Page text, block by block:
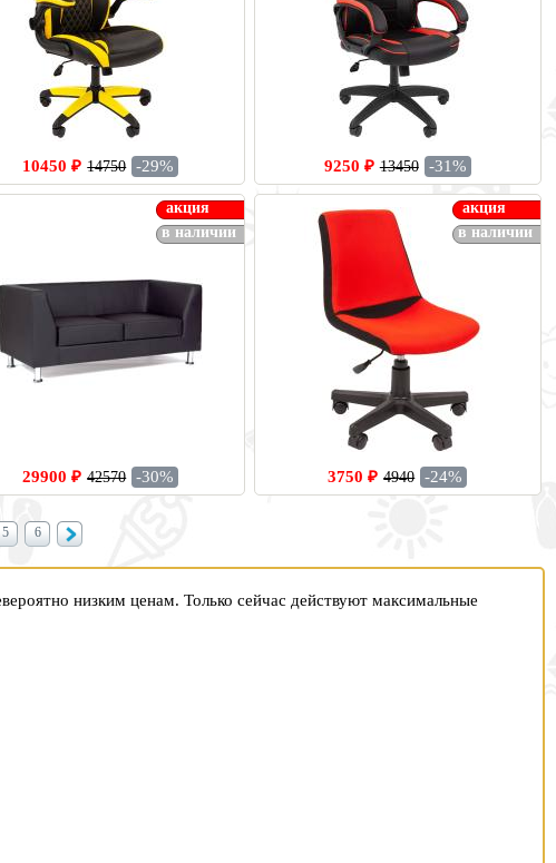
10450 ₽ 14750 -29% 9250 ₽ 13450 -31%
29900 ₽ 42570 -30%
акция
в наличии
3750 ₽ 4940 -24%
акция
в наличии
5 6
низким ценам. Только сейчас действуют максимальные